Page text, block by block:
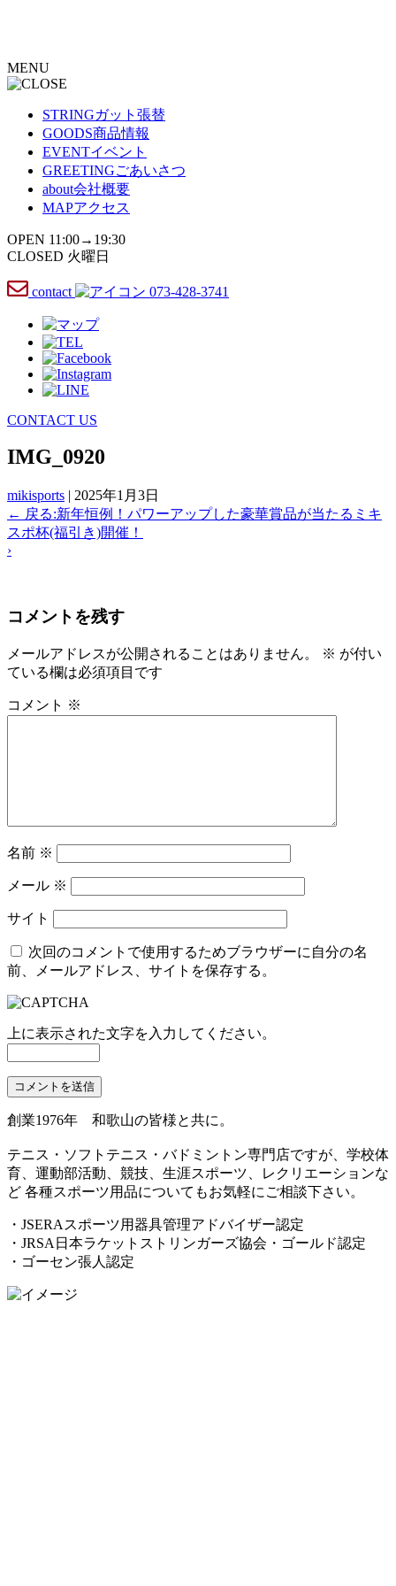
ン
ツ
MENU
STRINGガット張替
GOODS商品情報
EVENTイベント
GREETINGごあいさつ
about会社概要
MAPアクセス
OPEN 11:00→19:30
CLOSED 火曜日
contact 073-428-3741
CONTACT US
IMG_0920
mikisports | 2025年1月3日
← 戻る:新年恒例！パワーアップした豪華賞品が当たるミキ
スポ杯(福引き)開催！
›
コメントを残す
メールアドレスが公開されることはありません。 ※ が付い
ている欄は必須項目です
コメント ※
名前 ※
メール ※
サイト
次回のコメントで使用するためブラウザーに自分の名
前、メールアドレス、サイトを保存する。
上に表示された文字を入力してください。
創業1976年 和歌山の皆様と共に。
テニス・ソフトテニス・バドミントン専門店ですが、学校体
育、運動部活動、競技、生涯スポーツ、レクリエーションな
ど 各種スポーツ用品についてもお気軽にご相談下さい。
・JSERAスポーツ用器具管理アドバイザー認定
・JRSA日本ラケットストリンガーズ協会・ゴールド認定
・ゴーセン張人認定